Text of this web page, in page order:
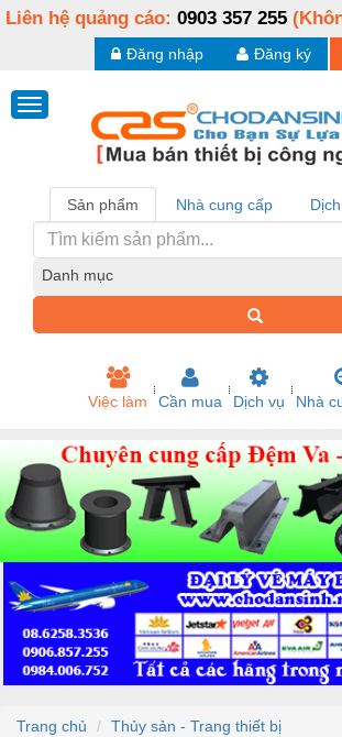
Liên hệ quảng cáo: 0903 357 255
Đăng ký
Đăng nhập
Sản phẩm Nhà cung cấp
Danh mục
Việc làm Cần mua Dịch vụ Nhà
Trang chủ
Thủy sản - Trang thiết bị